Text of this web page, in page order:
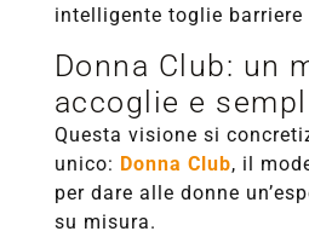
intelligente toglie barriere
Donna Club: un
accoglie e
Questa visione si
unico: Donna Club, il
per dare alle donne
su misura.